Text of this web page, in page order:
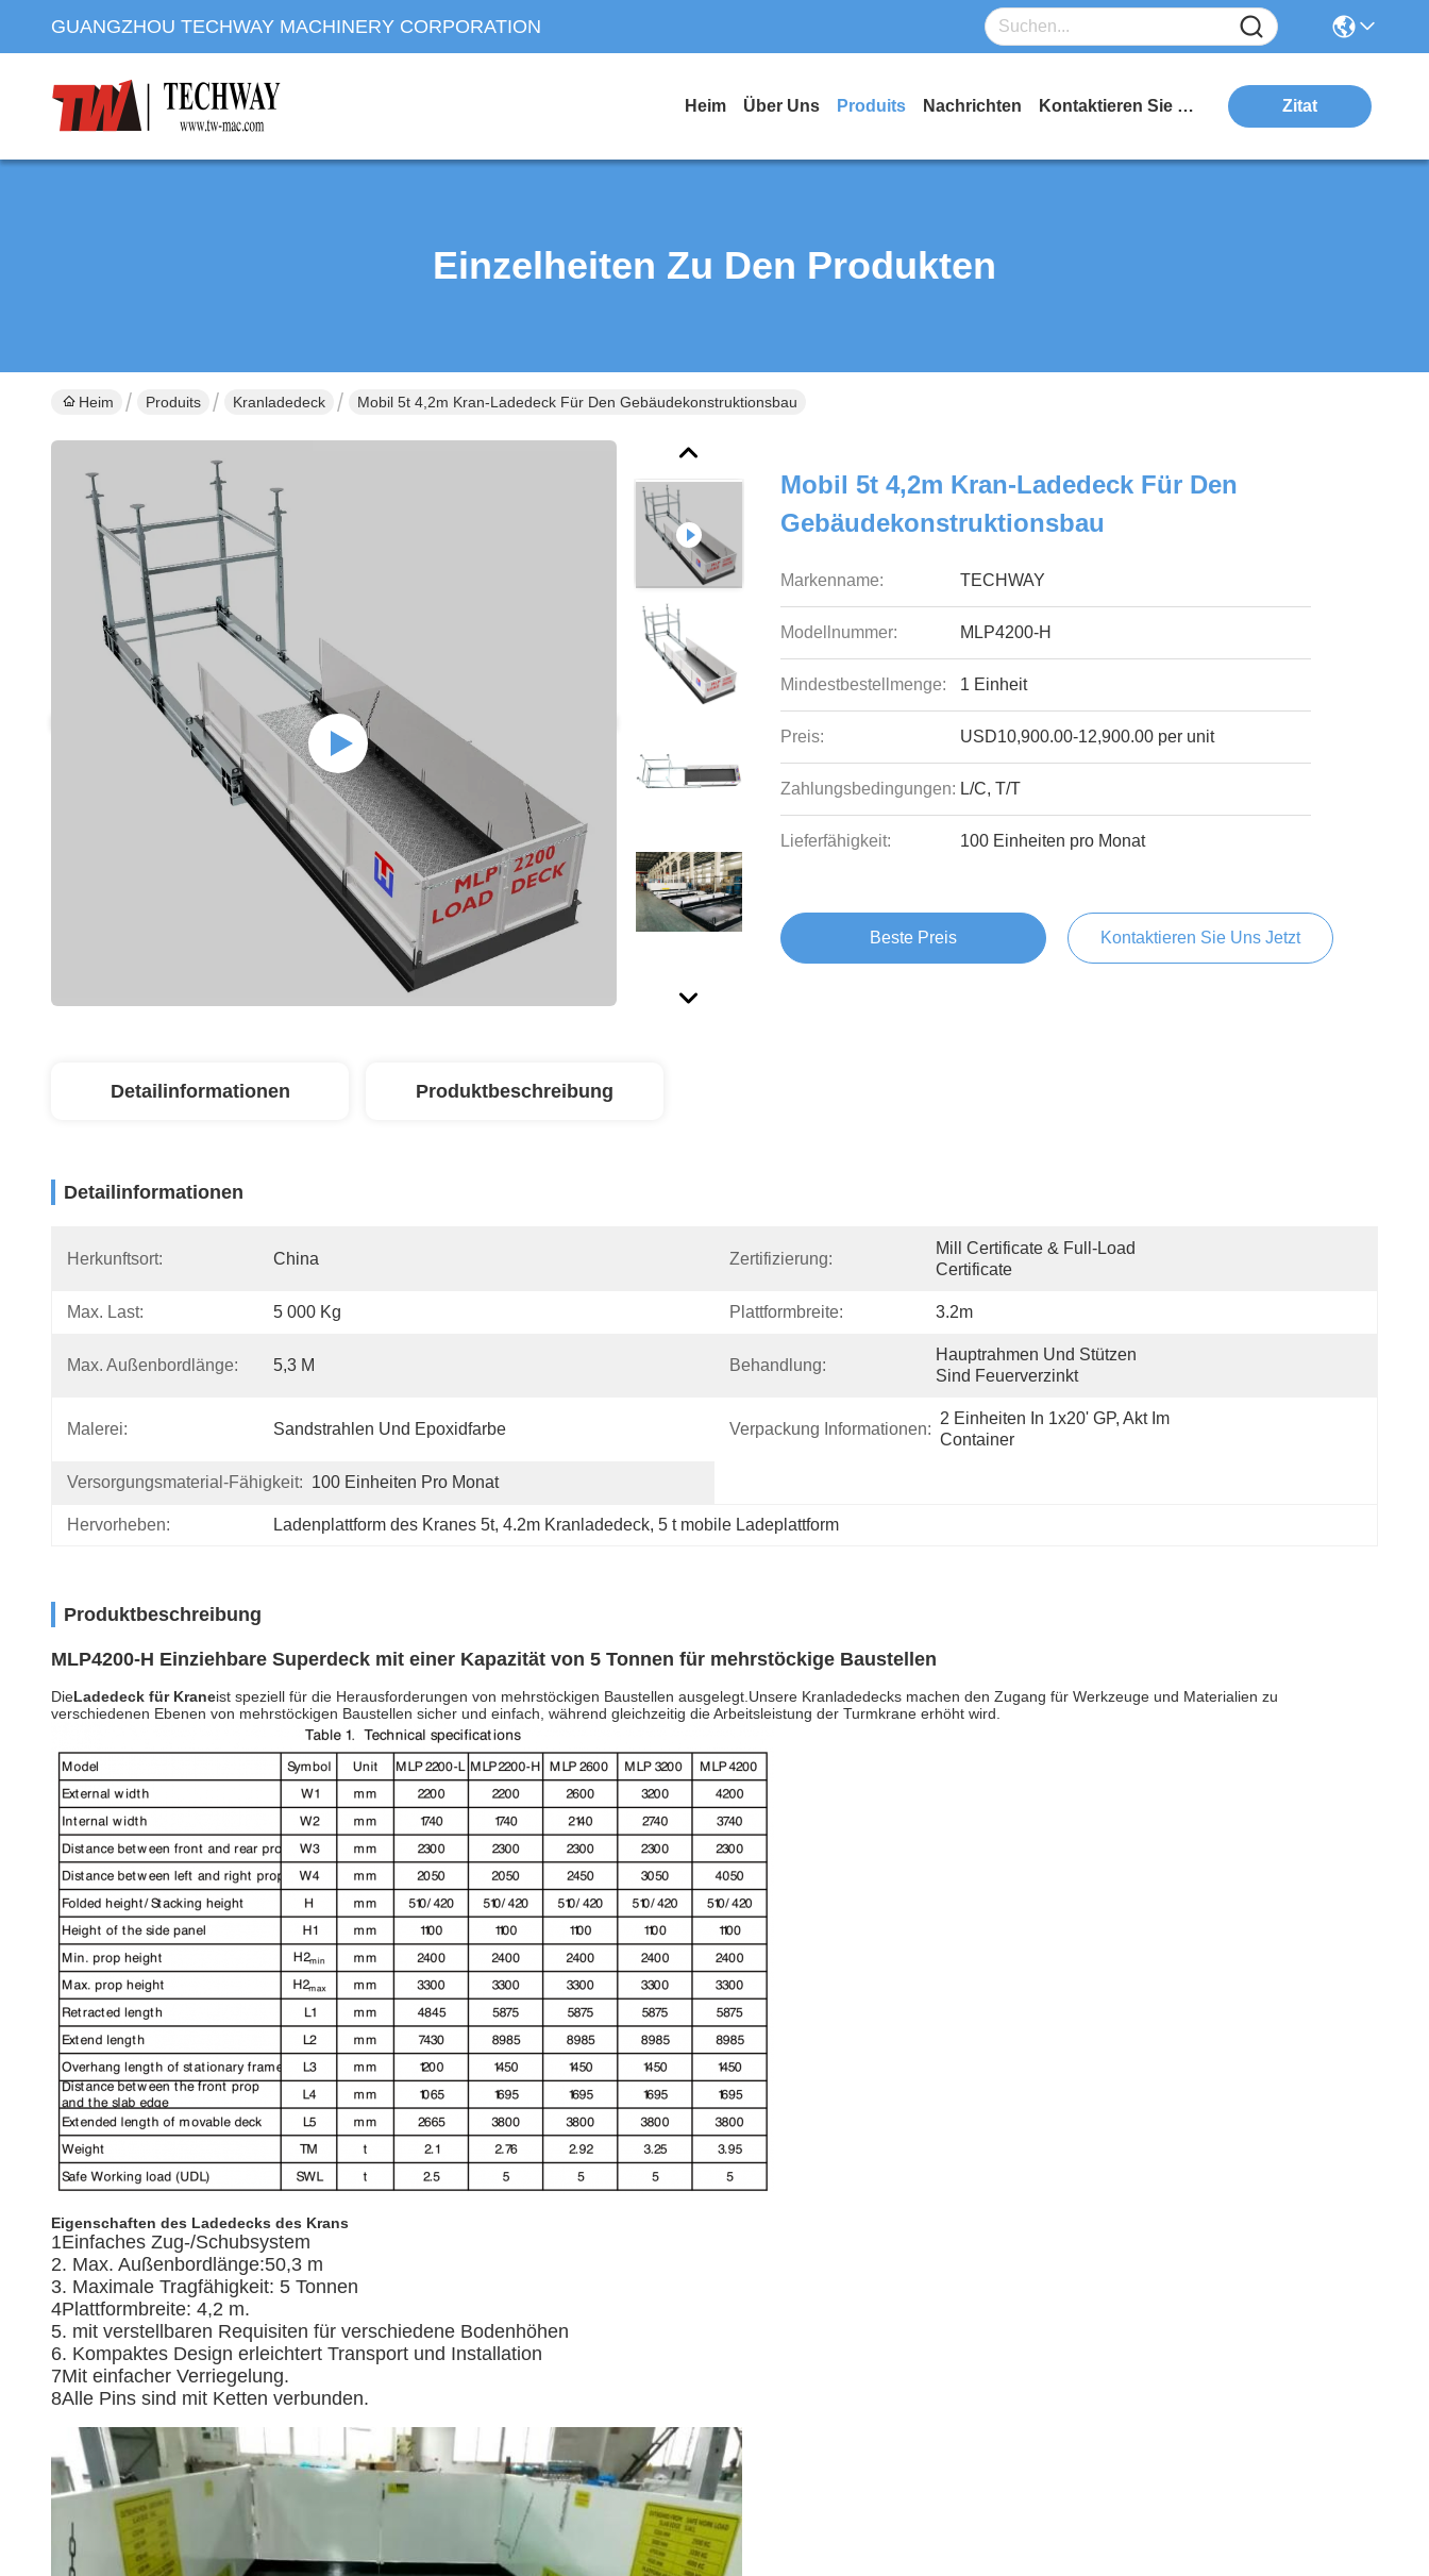
GUANGZHOU TECHWAY MACHINERY CORPORATION
Heim Über Uns Produits Nachrichten Kontaktieren Sie Uns Zitat
Einzelheiten Zu Den Produkten
Heim Produits Kranladedeck Mobil 5t 4,2m Kran-Ladedeck Für Den Gebäudekonstruktionsbau
Mobil 5t 4,2m Kran-Ladedeck Für Den
Gebäudekonstruktionsbau
Markenname: TECHWAY
Modellnummer: MLP4200-H
Mindestbestellmenge: 1 Einheit
Preis: USD10,900.00-12,900.00 per unit
Zahlungsbedingungen: L/C, T/T
Lieferfähigkeit: 100 Einheiten pro Monat
Beste Preis Kontaktieren Sie Uns Jetzt
Detailinformationen Produktbeschreibung
Detailinformationen
Herkunftsort: China Zertifizierung:
Mill Certificate & Full-Load
Certificate
Max. Last: 5 000 Kg Plattformbreite: 3.2m
Max. Außenbordlänge: 5,3 M Behandlung:
Hauptrahmen Und Stützen
Sind Feuerverzinkt
Malerei: Sandstrahlen Und Epoxidfarbe Verpackung Informationen:
2 Einheiten In 1x20' GP, Akt Im
Container
Versorgungsmaterial-Fähigkeit: 100 Einheiten Pro Monat
Hervorheben: Ladenplattform des Kranes 5t, 4.2m Kranladedeck, 5 t mobile Ladeplattform
Produktbeschreibung
MLP4200-H Einziehbare Superdeck mit einer Kapazität von 5 Tonnen für mehrstöckige Baustellen
DieLadedeck für Kraneist speziell für die Herausforderungen von mehrstöckigen Baustellen ausgelegt.Unsere Kranladedecks machen den Zugang für Werkzeuge und Materialien zu
verschiedenen Ebenen von mehrstöckigen Baustellen sicher und einfach, während gleichzeitig die Arbeitsleistung der Turmkrane erhöht wird.
Eigenschaften des Ladedecks des Krans
1Einfaches Zug-/Schubsystem
2. Max. Außenbordlänge:50,3 m
3. Maximale Tragfähigkeit: 5 Tonnen
4Plattformbreite: 4,2 m.
5. mit verstellbaren Requisiten für verschiedene Bodenhöhen
6. Kompaktes Design erleichtert Transport und Installation
7Mit einfacher Verriegelung.
8Alle Pins sind mit Ketten verbunden.